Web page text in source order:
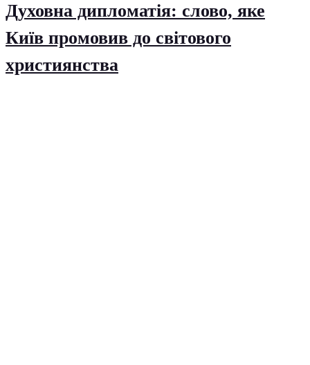
Духовна дипломатія: слово, яке
Київ промовив до світового
християнства